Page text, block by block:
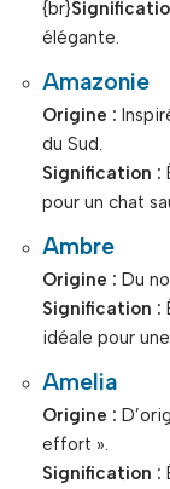
{br}
élégante.
Amazonie
Origine :
du Sud.
Signification :
pour un chat
Ambre
Origine : Du
Signification :
idéale pour
Amelia
Origine :
effort ».
Signification :